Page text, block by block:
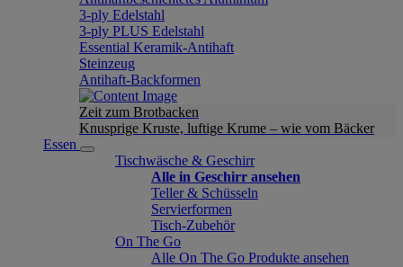
3-ply Edelstahl
3-ply PLUS Edelstahl
Essential Keramik-Antihaft
Steinzeug
Antihaft-Backformen
Zeit zum Brotbacken
Knusprige Kruste, luftige Krume – wie vom Bäcker
Essen
Tischwäsche & Geschirr
Alle in Geschirr ansehen
Teller & Schüsseln
Servierformen
Tisch-Zubehör
On The Go
Alle On The Go Produkte ansehen